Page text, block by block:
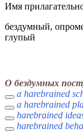
Имя
бездумный,
глупый
О бездумных
a harebrained
a harebrained
harebrained
harebrained